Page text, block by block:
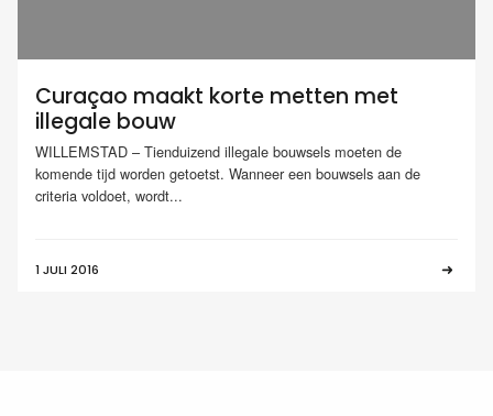
Curaçao maakt korte metten met
illegale bouw
WILLEMSTAD – Tienduizend illegale bouwsels moeten de
komende tijd worden getoetst. Wanneer een bouwsels aan de
criteria voldoet, wordt...
1 JULI 2016